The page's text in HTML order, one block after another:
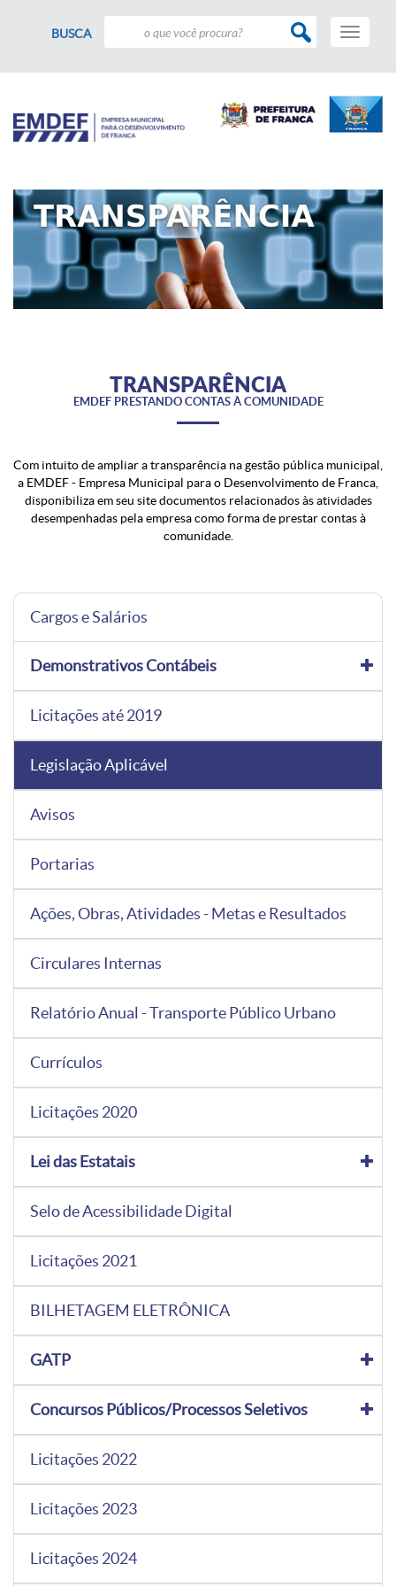
BUSCA
Toggle
TRANSPARÊNCIA
EMDEF PRESTANDO CONTAS À COMUNIDADE
Com intuito de ampliar a transparência na gestão pública municipal,
a EMDEF - Empresa Municipal para o Desenvolvimento de Franca,
disponibiliza em seu site documentos relacionados às atividades
desempenhadas pela empresa como forma de prestar contas à
comunidade.
Cargos e Salários
Demonstrativos Contábeis
Licitações até 2019
Legislação Aplicável
Avisos
Portarias
Ações, Obras, Atividades - Metas e Resultados
Circulares Internas
Relatório Anual - Transporte Público Urbano
Currículos
Licitações 2020
Lei das Estatais
Selo de Acessibilidade Digital
Licitações 2021
BILHETAGEM ELETRÔNICA
GATP
Concursos Públicos/Processos Seletivos
Licitações 2022
Licitações 2023
Licitações 2024